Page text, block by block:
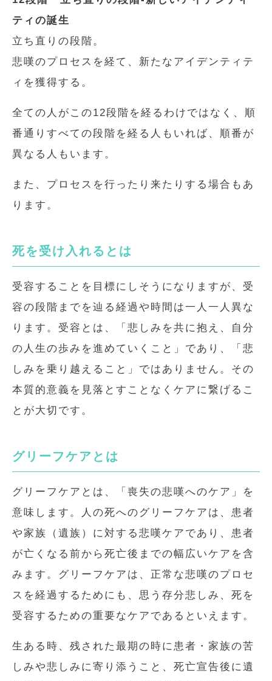
ティの誕生
立ち直りの段階。
悲嘆のプロセスを経て、新たなアイデンティテ
ィを獲得する。
全ての人がこの12段階を経るわけではなく、順
番通りすべての段階を経る人もいれば、順番が
異なる人もいます。
また、プロセスを行ったり来たりする場合もあ
ります。
死を受け入れるとは
受容することを目標にしそうになりますが、受
容の段階までを辿る経過や時間は一人一人異な
ります。受容とは、「悲しみを共に抱え、自分
の人生の歩みを進めていくこと」であり、「悲
しみを乗り越えること」ではありません。その
本質的意義を見落とすことなくケアに繋げるこ
とが大切です。
グリーフケアとは
グリーフケアとは、「喪失の悲嘆へのケア」を
意味します。人の死へのグリーフケアは、患者
や家族（遺族）に対する悲嘆ケアであり、患者
が亡くなる前から死亡後までの幅広いケアを含
みます。グリーフケアは、正常な悲嘆のプロセ
スを経過するためにも、思う存分悲しみ、死を
受容するための重要なケアであるといえます。
生ある時、残された最期の時に患者・家族の苦
しみや悲しみに寄り添うこと、死亡宣告後に遺